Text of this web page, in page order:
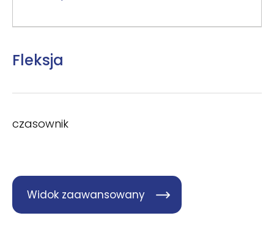
Fleksja
czasownik
Widok zaawansowany